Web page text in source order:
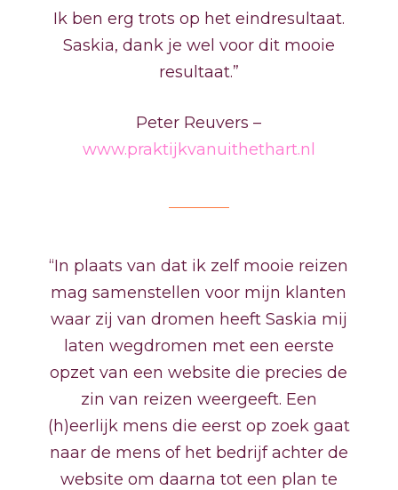
Ik ben erg trots op het eindresultaat.
Saskia, dank je wel voor dit mooie
resultaat.”
Peter Reuvers –
www.praktijkvanuithethart.nl
“In plaats van dat ik zelf mooie reizen
mag samenstellen voor mijn klanten
waar zij van dromen heeft Saskia mij
laten wegdromen met een eerste
opzet van een website die precies de
zin van reizen weergeeft. Een
(h)eerlijk mens die eerst op zoek gaat
naar de mens of het bedrijf achter de
website om daarna tot een plan te